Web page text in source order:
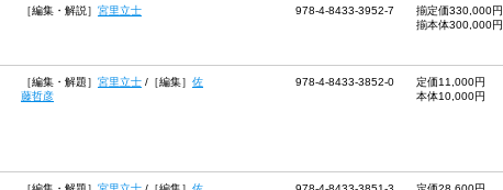
［編集・解説］ 宮里立士 978-4-8433-3952-7
揃定価330,000円
揃本体300,000円
［編集・解題］ 宮里立士 / ［編集］ 佐
藤哲彦
978-4-8433-3852-0
定価11,000円
本体10,000円